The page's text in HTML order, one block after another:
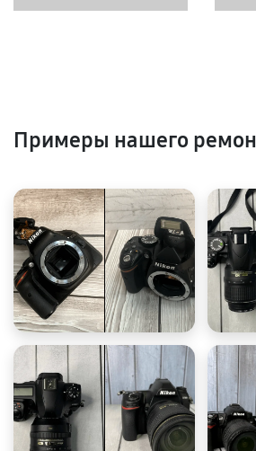
Примеры нашего